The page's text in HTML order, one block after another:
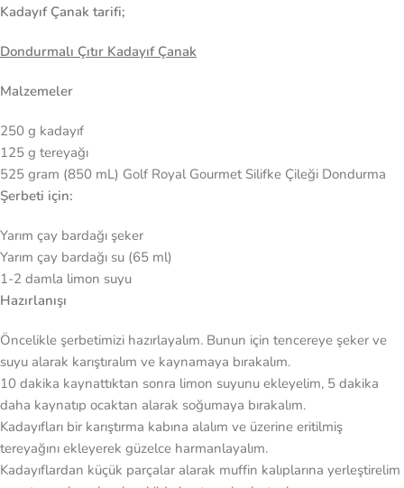
Kadayıf Çanak tarifi;
Dondurmalı Çıtır Kadayıf Çanak
Malzemeler
250 g kadayıf
125 g tereyağı
525 gram (850 mL) Golf Royal Gourmet Silifke Çileği Dondurma
Şerbeti için:
Yarım çay bardağı şeker
Yarım çay bardağı su (65 ml)
1-2 damla limon suyu
Hazırlanışı
Öncelikle şerbetimizi hazırlayalım. Bunun için tencereye şeker ve
suyu alarak karıştıralım ve kaynamaya bırakalım.
10 dakika kaynattıktan sonra limon suyunu ekleyelim, 5 dakika
daha kaynatıp ocaktan alarak soğumaya bırakalım.
Kadayıfları bir karıştırma kabına alalım ve üzerine eritilmiş
tereyağını ekleyerek güzelce harmanlayalım.
Kadayıflardan küçük parçalar alarak muffin kalıplarına yerleştirelim